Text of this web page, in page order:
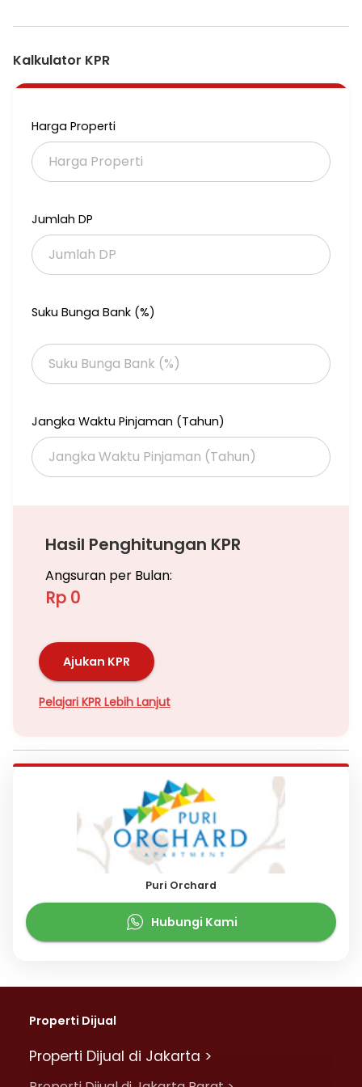
Kalkulator KPR
Harga Properti
Jumlah DP
Suku Bunga Bank (%)
Jangka Waktu Pinjaman (Tahun)
Hasil Penghitungan KPR
Angsuran per Bulan:
Rp 0
Ajukan KPR
Pelajari KPR Lebih Lanjut
Puri Orchard
Hubungi Kami
Properti Dijual
Properti Dijual di Jakarta >